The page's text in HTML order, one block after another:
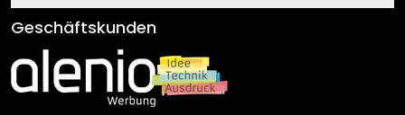
Klebe- und Montageanleitungen
Newsletter An-/Abmeldung
Sendungsverfolgung
AGB
Impressum
Versand & Zahlung
Geschäftskunden